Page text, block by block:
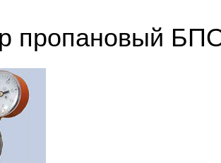
пропановый